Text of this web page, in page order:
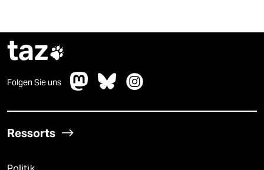
taz
Folgen Sie uns
Ressorts